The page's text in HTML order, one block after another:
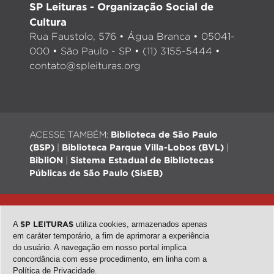
SP Leituras - Organização Social de
Cultura
Rua Faustolo, 576 • Água Branca • 05041-
000 • São Paulo - SP • (11) 3155-5444 •
contato@spleituras.org
ACESSE TAMBÉM: Biblioteca de São Paulo
(BSP) | Biblioteca Parque Villa-Lobos (BVL) |
BibliON | Sistema Estadual de Bibliotecas
Públicas de São Paulo (SisEB)
QubeDesign
| Arte: Passarim db
topo
A SP LEITURAS utiliza cookies, armazenados apenas
em caráter temporário, a fim de aprimorar a experiência
do usuário. A navegação em nosso portal implica
concordância com esse procedimento, em linha com a
Política de Privacidade.